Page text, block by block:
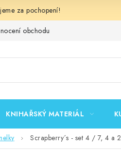
za pochopení!
obchodu
KNIHAŘSKÝ MATERIÁL
Scrapberry´s - set 4 / 7, 4 a